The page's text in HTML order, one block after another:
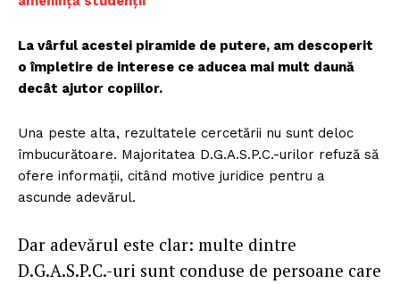
La vârful acestei piramide de putere, am descoperit
o împletire de interese ce aducea mai mult daună
decât ajutor copiilor.
Una peste alta, rezultatele cercetării nu sunt deloc
îmbucurătoare. Majoritatea D.G.A.S.P.C.-urilor refuză să
ofere informații, citând motive juridice pentru a
ascunde adevărul.
Dar adevărul este clar: multe dintre
D.G.A.S.P.C.-uri sunt conduse de persoane care